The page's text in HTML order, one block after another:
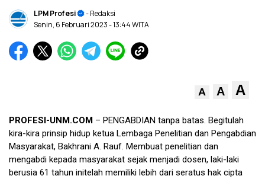
LPM Profesi
- Redaksi
Senin, 6 Februari 2023- 13:44 WITA
A A A
PROFESI-UNM.COM – PENGABDIAN tanpa batas. Begitulah
kira-kira prinsip hidup ketua Lembaga Penelitian dan Pengabdian
Masyarakat, Bakhrani A. Rauf. Membuat penelitian dan
mengabdi kepada masyarakat sejak menjadi dosen, laki-laki
berusia 61 tahun initelah memiliki lebih dari seratus hak cipta